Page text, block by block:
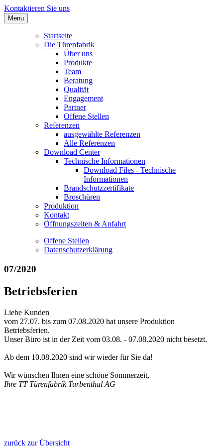
Kontaktieren Sie uns
Menu
Startseite
Die Türenfabrik
Über uns
Produkte
Team
Beratung
Qualität
Engagement
Partner
Offene Stellen
Referenzen
ausgewählte Referenzen
Alle Referenzen
Download Center
Technische Informationen
Download Files - Technische
Informationen
Brandschutzzertifikate
Broschüren
Produktion
Kontakt
Öffnungszeiten & Anfahrt
Offene Stellen
Datenschutzerklärung
07/2020
Betriebsferien
Liebe Kunden
vom 27.07. bis zum 07.08.2020 hat unsere Produktion
Betriebsferien.
Unser Büro ist in der Zeit vom 03.08. - 07.08.2020 nicht besetzt.
Ab dem 10.08.2020 sind wir wieder für Sie da!
Wir wünschen Ihnen eine schöne Sommerzeit,
Ihre TT Türenfabrik Turbenthal AG
zurück zur Übersicht